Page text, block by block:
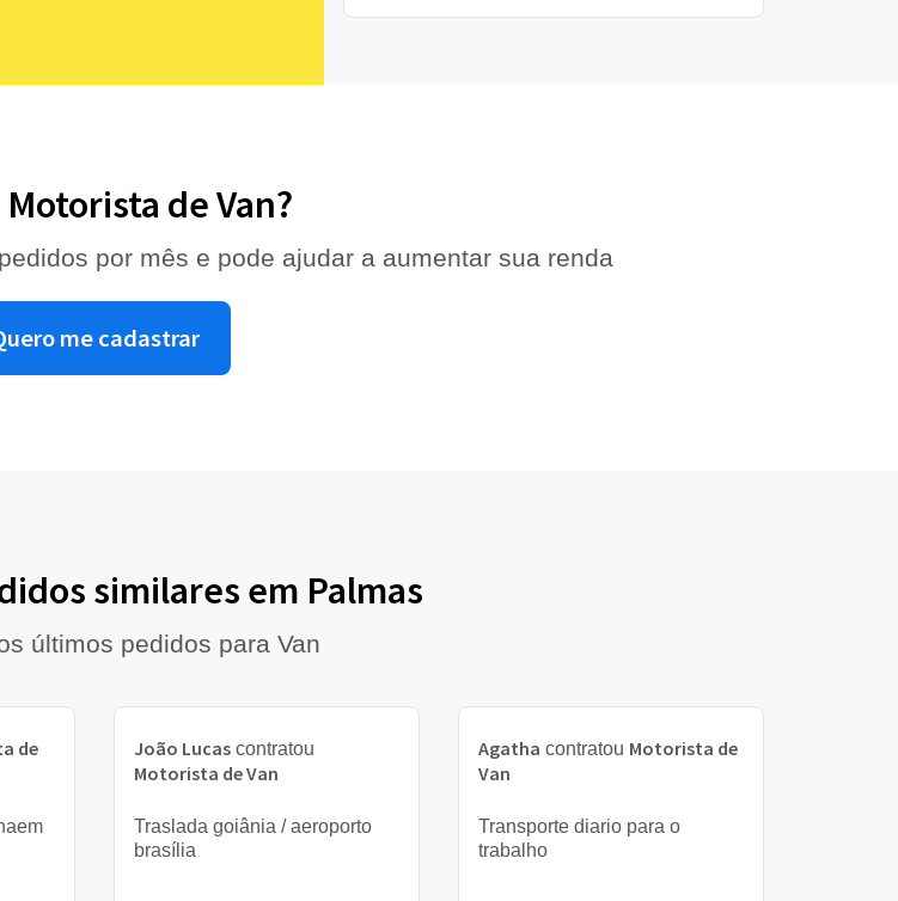
Motorista de Van?
por mês e pode ajudar a aumentar sua renda
me cadastrar
similares em Palmas
últimos pedidos para Van
de
João Lucas contratou
Motorista de Van
Traslada goiânia / aeroporto
brasília
Agatha contratou Motorista de
Van
Transporte diario para o
trabalho